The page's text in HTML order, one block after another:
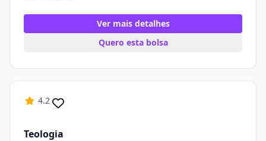
Ver mais detalhes
Quero esta bolsa
4.2
Teologia